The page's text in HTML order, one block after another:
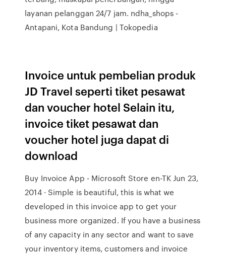
layanan pelanggan 24/7 jam. ndha_shops -
Antapani, Kota Bandung | Tokopedia
Invoice untuk pembelian produk
JD Travel seperti tiket pesawat
dan voucher hotel Selain itu,
invoice tiket pesawat dan
voucher hotel juga dapat di
download
Buy Invoice App - Microsoft Store en-TK Jun 23,
2014 · Simple is beautiful, this is what we
developed in this invoice app to get your
business more organized. If you have a business
of any capacity in any sector and want to save
your inventory items, customers and invoice